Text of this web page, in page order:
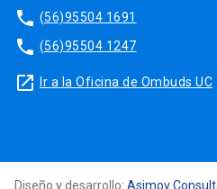
phone (56)95504 1691
phone (56)95504 1247
launch Ir a la Oficina de Ombuds UC
Diseño y desarrollo: Asimov